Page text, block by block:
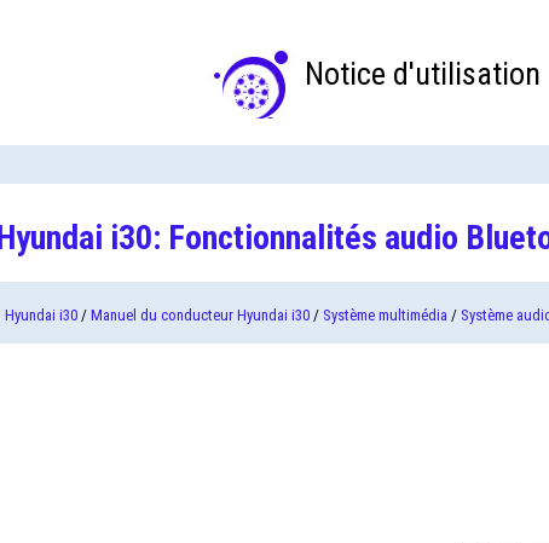
Notice d'utilisation
i30: Fonctionnalités audio
Hyundai i30 / Manuel du conducteur Hyundai i30 / Système multimédia / Système